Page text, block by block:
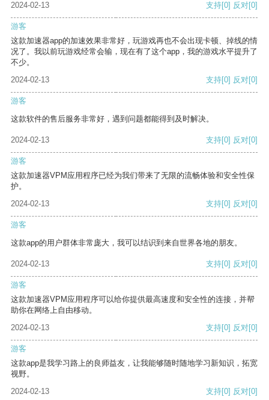
2024-02-13 支持[0] 反对[0]
游客
这款加速器app的加速效果非常好，玩游戏再也不会出现卡顿、掉线的情
况了。我以前玩游戏经常会输，现在有了这个app，我的游戏水平提升了
不少。
2024-02-13
支持[0] 反对[0]
游客
这款软件的售后服务非常好，遇到问题都能得到及时解决。
2024-02-13 支持[0] 反对[0]
游客
这款加速器VPM应用程序已经为我们带来了无限的流畅体验和安全性保
护。
2024-02-13
支持[0] 反对[0]
游客
这款app的用户群体非常庞大，我可以结识到来自世界各地的朋友。
2024-02-13 支持[0] 反对[0]
游客
这款加速器VPM应用程序可以给你提供最高速度和安全性的连接，并帮
助你在网络上自由移动。
2024-02-13
支持[0] 反对[0]
游客
这款app是我学习路上的良师益友，让我能够随时随地学习新知识，拓宽
视野。
2024-02-13
支持[0] 反对[0]